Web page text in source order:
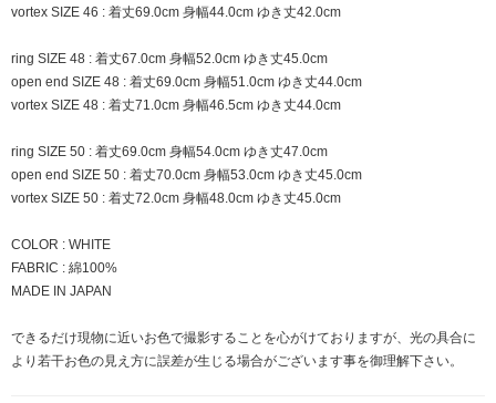
vortex SIZE 46 : 着丈69.0cm 身幅44.0cm ゆき丈42.0cm
ring SIZE 48 : 着丈67.0cm 身幅52.0cm ゆき丈45.0cm
open end SIZE 48 : 着丈69.0cm 身幅51.0cm ゆき丈44.0cm
vortex SIZE 48 : 着丈71.0cm 身幅46.5cm ゆき丈44.0cm
ring SIZE 50 : 着丈69.0cm 身幅54.0cm ゆき丈47.0cm
open end SIZE 50 : 着丈70.0cm 身幅53.0cm ゆき丈45.0cm
vortex SIZE 50 : 着丈72.0cm 身幅48.0cm ゆき丈45.0cm
COLOR : WHITE
FABRIC : 綿100%
MADE IN JAPAN
できるだけ現物に近いお色で撮影することを心がけておりますが、光の具合に
より若干お色の見え方に誤差が生じる場合がございます事を御理解下さい。